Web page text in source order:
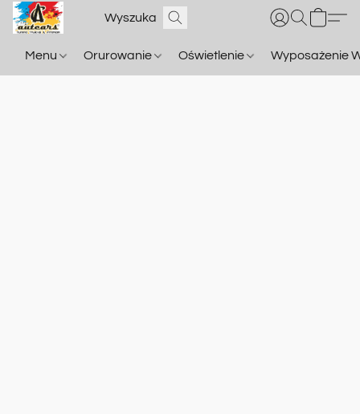
Menu Orurowanie Oświetlenie Wyposażenie